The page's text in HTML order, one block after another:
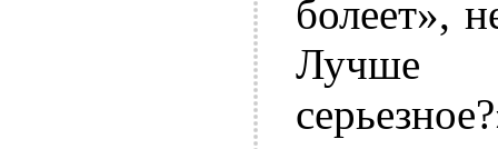
болеет»,
Лучше